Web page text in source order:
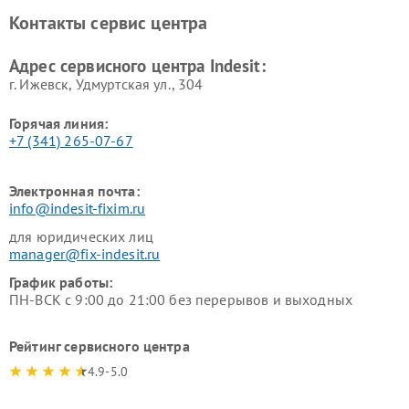
Indesit
Indesit
Контакты сервис центра
Адрес сервисного центра Indesit:
г. Ижевск, Удмуртская ул., 304
Горячая линия:
+7 (341) 265-07-67
Электронная почта:
info@indesit-fixim.ru
для юридических лиц
manager@fix-indesit.ru
График работы:
ПН-ВСК с 9:00 до 21:00 без перерывов и выходных
Рейтинг сервисного центра
4.9-5.0